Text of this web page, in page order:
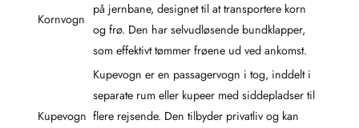
Kornvogn
på jernbane, designet til at transportere korn
og frø. Den har selvudløsende bundklapper,
som effektivt tømmer frøene ud ved ankomst.
Kupevogn
Kupevogn er en passagervogn i tog, inddelt i
separate rum eller kupeer med siddepladser til
flere rejsende. Den tilbyder privatliv og kan